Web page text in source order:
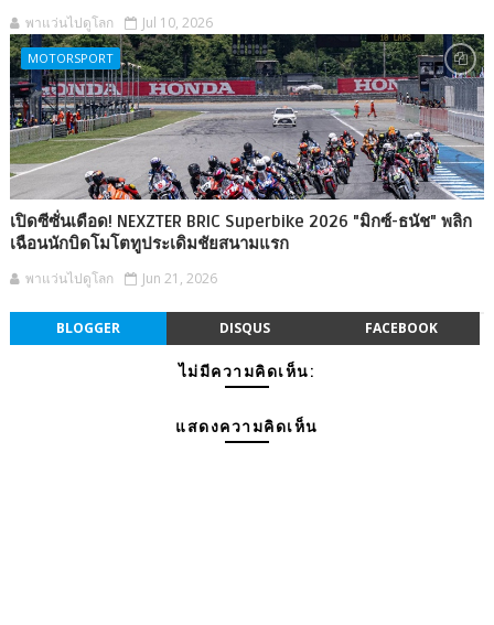
พาแว่นไปดูโลก Jul 10, 2026
MOTORSPORT
เปิดซีซั่นเดือด! NEXZTER BRIC Superbike 2026 "มิกซ์-ธนัช" พลิก
เฉือนนักบิดโมโตทูประเดิมชัยสนามแรก
พาแว่นไปดูโลก Jun 21, 2026
BLOGGER DISQUS FACEBOOK
ไม่มีความคิดเห็น:
แสดงความคิดเห็น